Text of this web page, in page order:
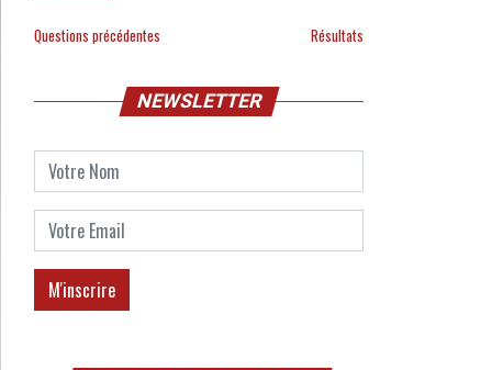
Questions précédentes Résultats
NEWSLETTER